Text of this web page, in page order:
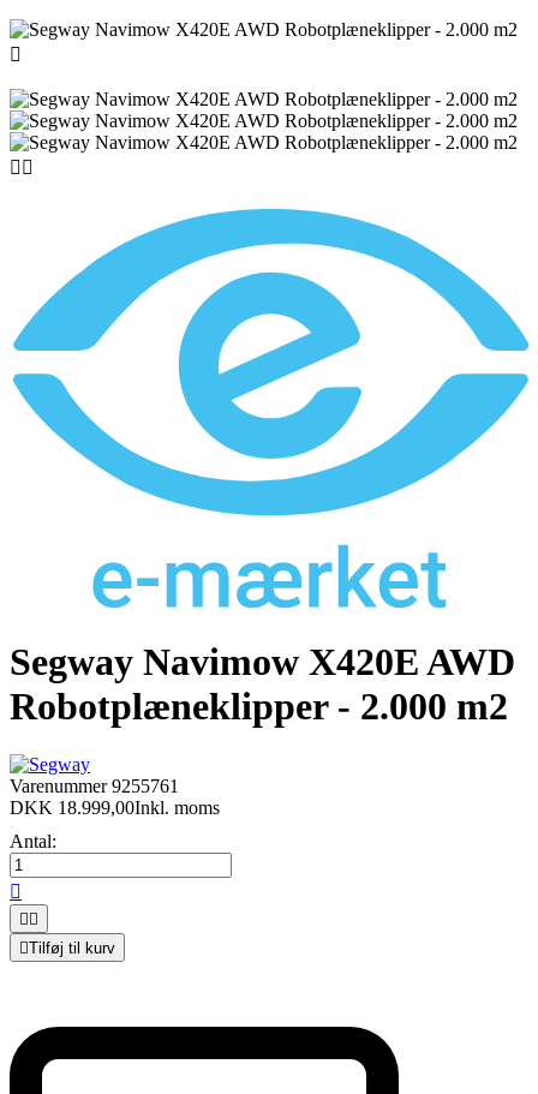

 
Segway Navimow X420E AWD
Robotplæneklipper - 2.000 m2
Varenummer9255761
DKK 18.999,00Inkl. moms
Antal:

 
Tilføj til kurv